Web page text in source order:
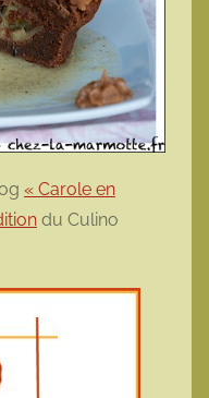
« Carole en
du Culino